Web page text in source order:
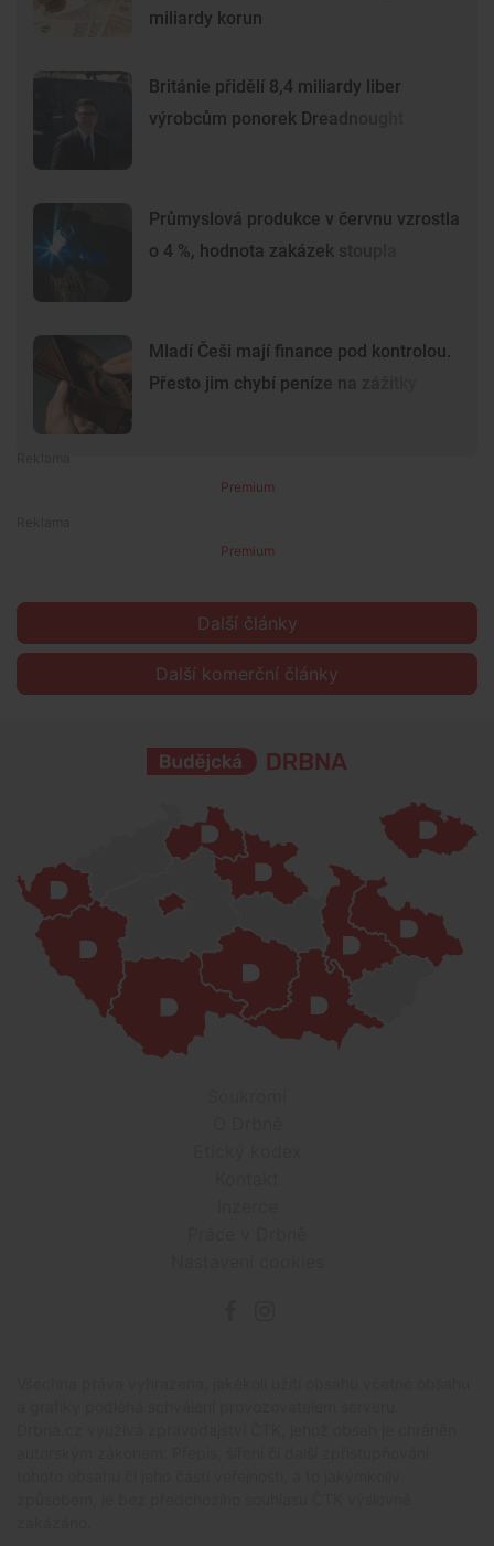
miliardy korun
Británie přidělí 8,4 miliardy liber
výrobcům ponorek Dreadnought
Průmyslová produkce v červnu vzrostla
o 4 %, hodnota zakázek stoupla
Mladí Češi mají finance pod kontrolou.
Přesto jim chybí peníze na zážitky
Premium
Premium
Další články
Další komerční články